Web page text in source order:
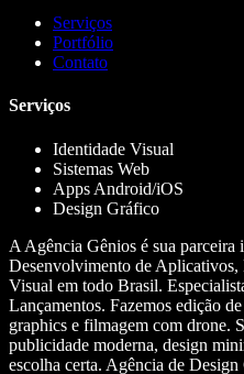
Serviços
Portfólio
Contato
Serviços
Identidade Visual
Sistemas Web
Apps Android/iOS
Design Gráfico
A Agência Gênios é sua parceira
Desenvolvimento de Aplicativos,
Visual em todo Brasil.
Lançamentos. Fazemos edição
graphics e filmagem com drone.
publicidade moderna, design
escolha certa. Agência de